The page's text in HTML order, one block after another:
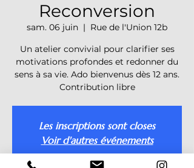
Reconversion
sam. 06 juin
  |
Rue de l'Union 12b
Un atelier convivial pour clarifier ses
motivations profondes et redonner du
sens à sa vie. Ado bienvenus dès 12 ans.
Contribution libre
Les inscriptions sont closes
Voir d'autres événements